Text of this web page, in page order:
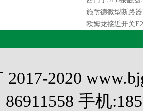
施耐德微型断路
欧姆龙接近开关
2017-2020
86911558 手机